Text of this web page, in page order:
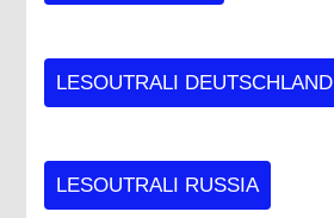
LESOUTRALI DEUTSCHLAND
LESOUTRALI RUSSIA